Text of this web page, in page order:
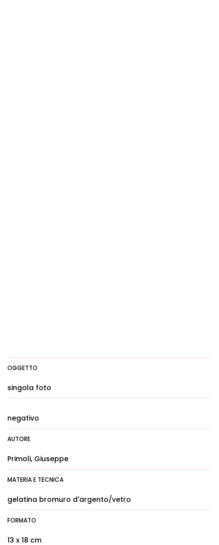
OGGETTO
singola foto
negativo
AUTORE
Primoli, Giuseppe
MATERIA E TECNICA
gelatina bromuro d'argento/vetro
FORMATO
13 x 18 cm